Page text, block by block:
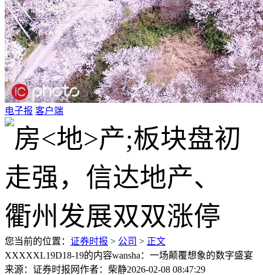
电子报 客户端
您当前的位置： 证券时报 > 公司 > 正文
XXXXXL19D18-19的内容wansha：一场颠覆想象的数字盛宴
来源：证券时报网作者：柴静2026-02-08 08:47:29